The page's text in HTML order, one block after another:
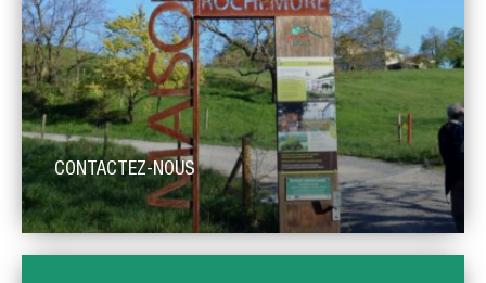
CONTACTEZ-NOUS